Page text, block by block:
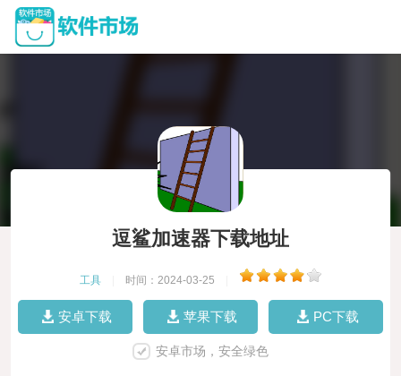
逗鲨加速器下载地址
工具 时间：2024-03-25
安卓下载 苹果下载 PC下载
安卓市场，安全绿色